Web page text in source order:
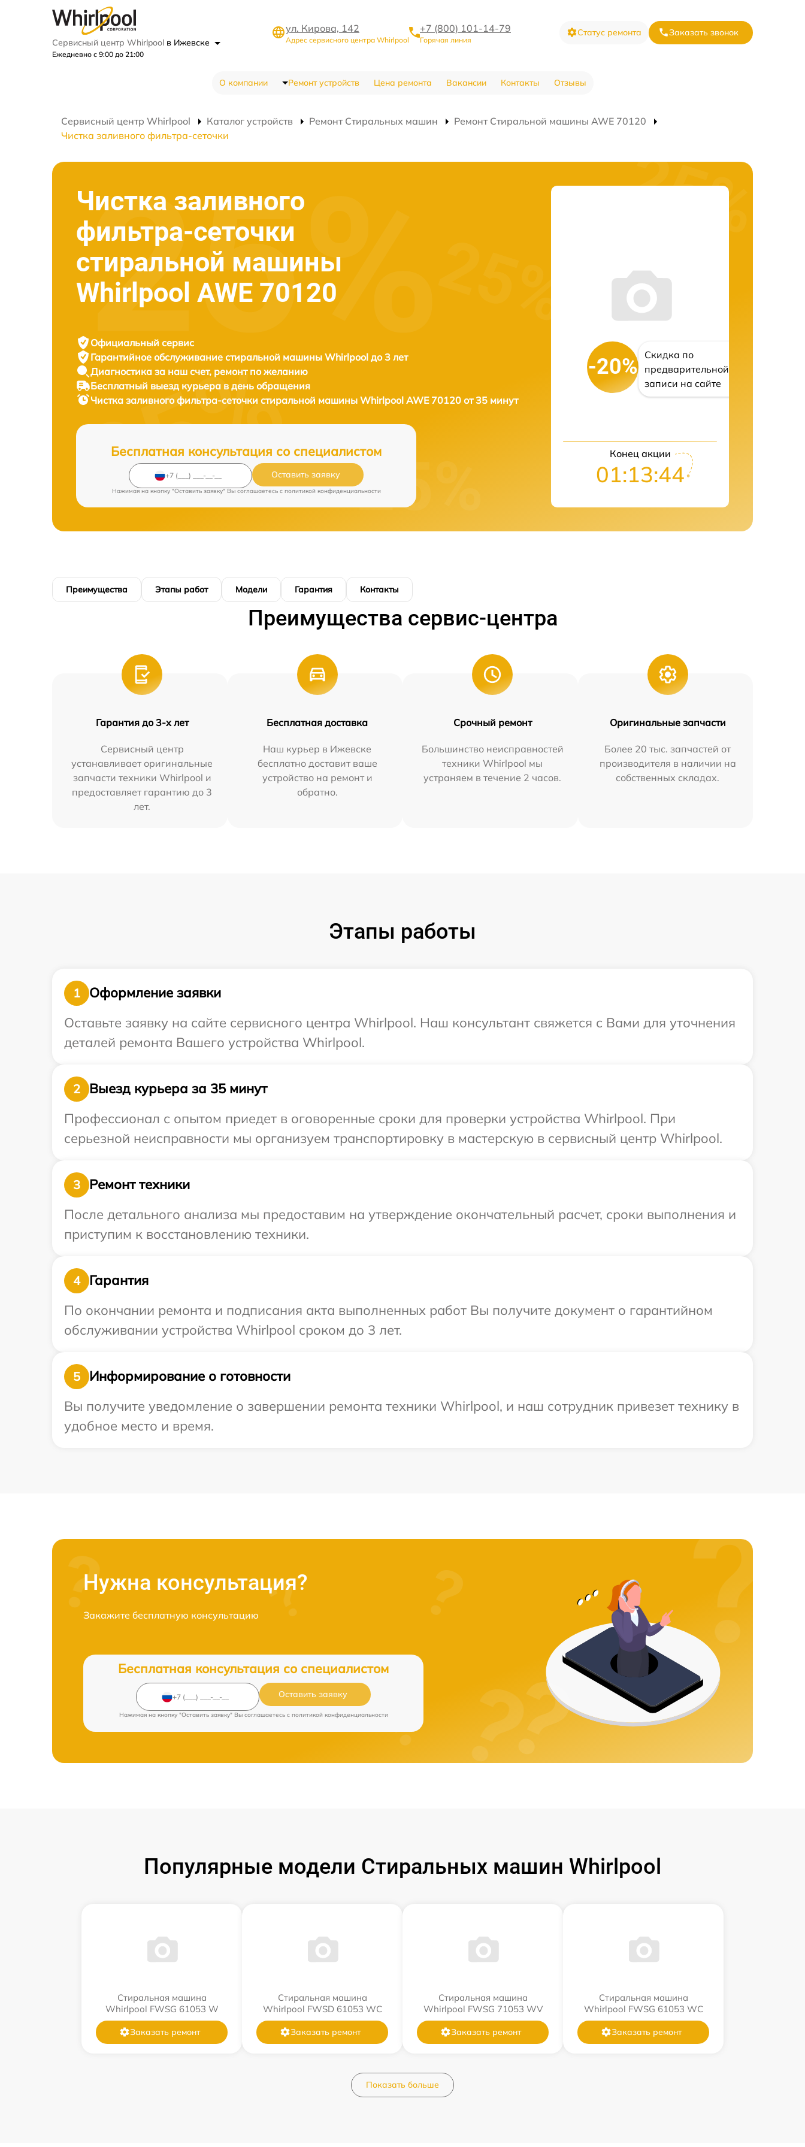
Сервисный центр Whirlpool в Ижевске
Ежедневно с 9:00 до 21:00
ул. Кирова, 142
Адрес сервисного центра Whirlpool
+7 (800) 101-14-79
Горячая линия
Статус ремонта Заказать звонок
О компании Ремонт устройств Цена ремонта Вакансии Контакты Отзывы
Сервисный центр Whirlpool Каталог устройств Ремонт Стиральных машин
Ремонт Стиральной машины AWE 70120
Чистка заливного фильтра-сеточки
Чистка заливного
фильтра-сеточки
стиральной машины
Whirlpool AWE 70120
Официальный сервис
Гарантийное обслуживание стиральной машины Whirlpool до 3 лет
Диагностика за наш счет, ремонт по желанию
Бесплатный выезд курьера в день обращения
Чистка заливного фильтра-сеточки стиральной машины Whirlpool AWE 70120 от 35 минут
Бесплатная консультация со специалистом
Оставить заявку
Нажимая на кнопку "Оставить заявку" Вы соглашаетесь c политикой конфиденциальности
-20%
Скидка по
предварительной
записи на сайте
Конец акции
01:13:43
Преимущества Этапы работ Модели Гарантия Контакты
Преимущества сервис-центра
Гарантия до 3-х лет
Сервисный центр
устанавливает оригинальные
запчасти техники Whirlpool и
предоставляет гарантию до 3
лет.
Бесплатная доставка
Наш курьер в Ижевске
бесплатно доставит ваше
устройство на ремонт и
обратно.
Срочный ремонт
Большинство неисправностей
техники Whirlpool мы
устраняем в течение 2 часов.
Оригинальные запчасти
Более 20 тыс. запчастей от
производителя в наличии на
собственных складах.
Этапы работы
1
Оформление заявки
Оставьте заявку на сайте сервисного центра Whirlpool. Наш консультант свяжется с Вами для уточнения
деталей ремонта Вашего устройства Whirlpool.
2
Выезд курьера за 35 минут
Профессионал с опытом приедет в оговоренные сроки для проверки устройства Whirlpool. При
серьезной неисправности мы организуем транспортировку в мастерскую в сервисный центр Whirlpool.
3
Ремонт техники
После детального анализа мы предоставим на утверждение окончательный расчет, сроки выполнения и
приступим к восстановлению техники.
4
Гарантия
По окончании ремонта и подписания акта выполненных работ Вы получите документ о гарантийном
обслуживании устройства Whirlpool сроком до 3 лет.
5
Информирование о готовности
Вы получите уведомление о завершении ремонта техники Whirlpool, и наш сотрудник привезет технику в
удобное место и время.
Нужна консультация?
Закажите бесплатную консультацию
Бесплатная консультация со специалистом
Оставить заявку
Нажимая на кнопку "Оставить заявку" Вы соглашаетесь c политикой конфиденциальности
Популярные модели Стиральных машин Whirlpool
Стиральная машина
Whirlpool FWSG 61053 W
Заказать ремонт
Стиральная машина
Whirlpool FWSD 61053 WC
Заказать ремонт
Стиральная машина
Whirlpool FWSG 71053 WV
Заказать ремонт
Стиральная машина
Whirlpool FWSG 61053 WC
Заказать ремонт
Показать больше